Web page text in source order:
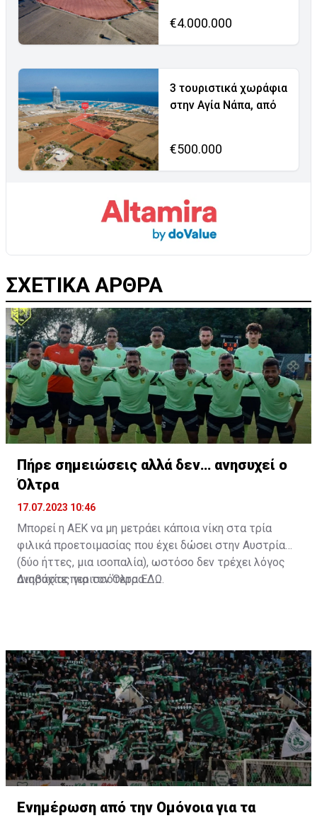
€4.000.000
3 τουριστικά χωράφια
στην Αγία Νάπα, από
€500.000
ΣΧΕΤΙΚΑ ΑΡΘΡΑ
Πήρε σημειώσεις αλλά δεν… ανησυχεί ο
Όλτρα
17.07.2023 10:46
Μπορεί η ΑΕΚ να μη μετράει κάποια νίκη στα τρία
φιλικά προετοιμασίας που έχει δώσει στην Αυστρία
(δύο ήττες, μια ισοπαλία), ωστόσο δεν τρέχει λόγος
ανησυχίας για τον Όλτρα.
Διαβάστε περισσότεραΕΔΩ.
Ενημέρωση από την Ομόνοια για τα